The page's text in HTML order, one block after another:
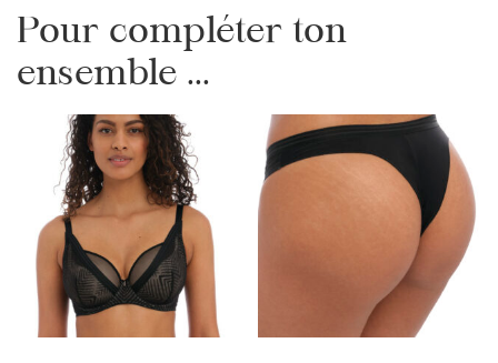
Pour compléter ton
ensemble ...